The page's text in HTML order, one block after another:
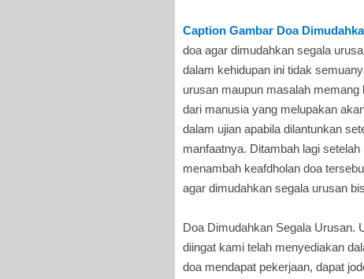
Caption Gambar Doa
doa agar dimudahkan segala
dalam kehidupan ini tidak
urusan maupun masalah
dari manusia yang melupakan
dalam ujian apabila dilantunkan
manfaatnya. Ditambah lagi
menambah keafdholan doa
agar dimudahkan segala urusan
Doa Dimudahkan Segala Urusan.
diingat kami telah menyediakan
doa mendapat pekerjaan, dapat